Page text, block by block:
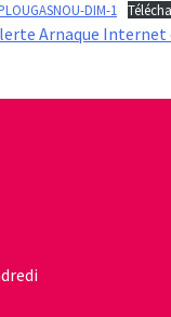
DIM-1
Arnaque